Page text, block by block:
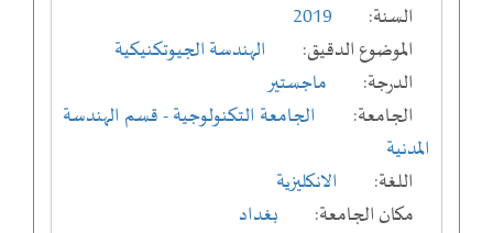
السنة:
2019
الموضوع الدقيق:
الهندسة الجيوتكنيكية
الدرجة:
ماجستير
الجامعة:
الجامعة التكنولوجية- قسم الهندسة
المدنية
اللغة:
الانكليزية
مكان الجامعة:
بغداد